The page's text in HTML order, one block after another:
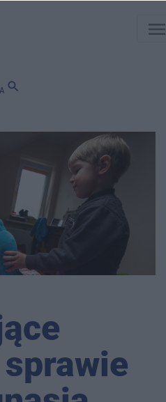
search